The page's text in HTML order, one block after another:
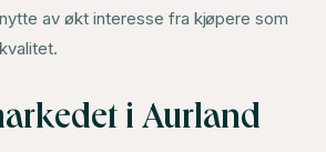
av økt interesse fra kjøpere som
i Aurland